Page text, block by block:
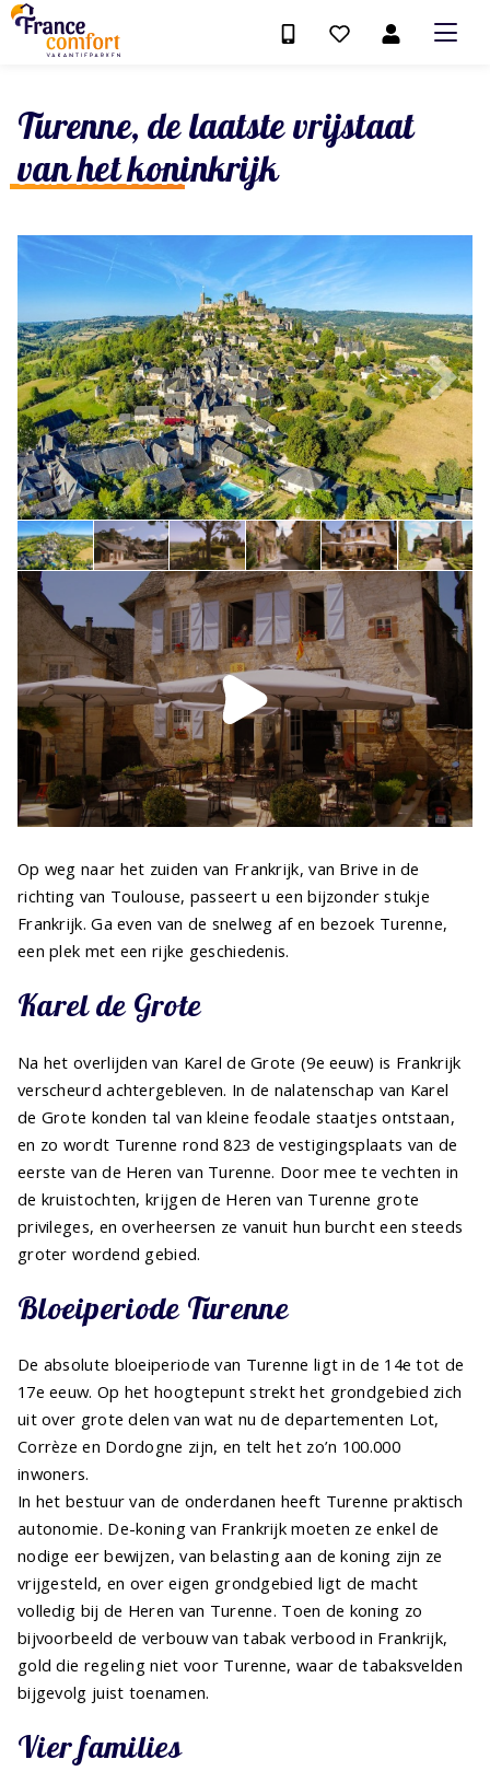
Turenne, de laatste vrijstaat
van het koninkrijk
Op weg naar het zuiden van Frankrijk, van Brive in de
richting van Toulouse, passeert u een bijzonder stukje
Frankrijk. Ga even van de snelweg af en bezoek Turenne,
een plek met een rijke geschiedenis.
Karel de Grote
Na het overlijden van Karel de Grote (9e eeuw) is Frankrijk
verscheurd achtergebleven. In de nalatenschap van Karel
de Grote konden tal van kleine feodale staatjes ontstaan,
en zo wordt Turenne rond 823 de vestigingsplaats van de
eerste van de Heren van Turenne. Door mee te vechten in
de kruistochten, krijgen de Heren van Turenne grote
privileges, en overheersen ze vanuit hun burcht een steeds
groter wordend gebied.
Bloeiperiode Turenne
De absolute bloeiperiode van Turenne ligt in de 14e tot de
17e eeuw. Op het hoogtepunt strekt het grondgebied zich
uit over grote delen van wat nu de departementen Lot,
Corrèze en Dordogne zijn, en telt het zo’n 100.000
inwoners.
In het bestuur van de onderdanen heeft Turenne praktisch
autonomie. De-koning van Frankrijk moeten ze enkel de
nodige eer bewijzen, van belasting aan de koning zijn ze
vrijgesteld, en over eigen grondgebied ligt de macht
volledig bij de Heren van Turenne. Toen de koning zo
bijvoorbeeld de verbouw van tabak verbood in Frankrijk,
gold die regeling niet voor Turenne, waar de tabaksvelden
bijgevolg juist toenamen.
Vier families